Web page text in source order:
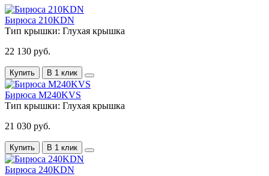
Бирюса 210KDN
Тип крышки: Глухая крышка
22 130 руб.
Купить В 1 клик
Бирюса M240KVS
Тип крышки: Глухая крышка
21 030 руб.
Купить В 1 клик
Бирюса 240KDN